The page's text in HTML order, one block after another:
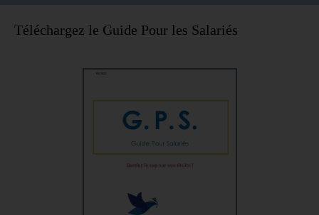
Téléchargez le Guide Pour les Salariés